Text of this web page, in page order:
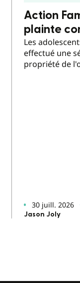
Action
plainte
Les
effectué une
propriété de
30 juill. 2026
Jason Joly